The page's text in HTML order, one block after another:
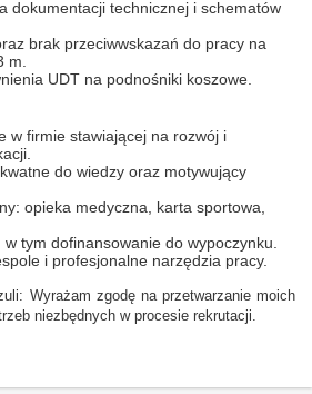
dokumentacji technicznej i schematów
brak przeciwwskazań do pracy na
m.
UDT na podnośniki koszowe.
w firmie stawiającej na rozwój i
do wiedzy oraz motywujący
opieka medyczna, karta sportowa,
tym dofinansowanie do wypoczynku.
i profesjonalne narzędzia pracy.
Wyrażam zgodę na przetwarzanie moich
niezbędnych w procesie rekrutacji.